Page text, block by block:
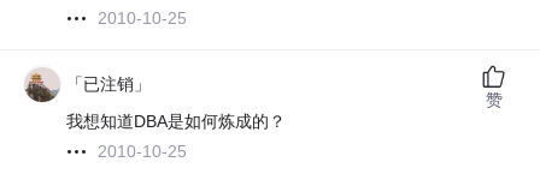
2010-10-25
「已注销」
我想知道DBA是如何炼成的？
2010-10-25
赞